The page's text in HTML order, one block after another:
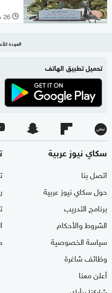
l 26 مارس 2019
العودة
تحميل تطبيق الهاتف
سكاي نيوز عربية
اتصل بنا
حول سكاي نيوز عربية
برنامج التدريب
الشروط والأحكام
سياسة الخصوصية
وظائف شاغرة
أعلن معنا